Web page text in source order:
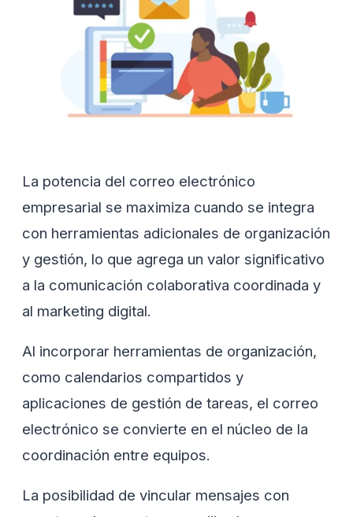
La potencia del correo electrónico
empresarial se maximiza cuando se integra
con herramientas adicionales de organización
y gestión, lo que agrega un valor significativo
a la comunicación colaborativa coordinada y
al marketing digital.
Al incorporar herramientas de organización,
como calendarios compartidos y
aplicaciones de gestión de tareas, el correo
electrónico se convierte en el núcleo de la
coordinación entre equipos.
La posibilidad de vincular mensajes con